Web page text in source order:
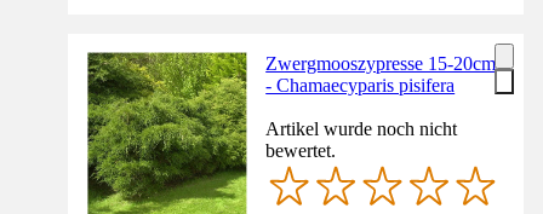
Zwergmooszypresse 15-20cm
- Chamaecyparis pisifera
Artikel wurde noch nicht
bewertet.